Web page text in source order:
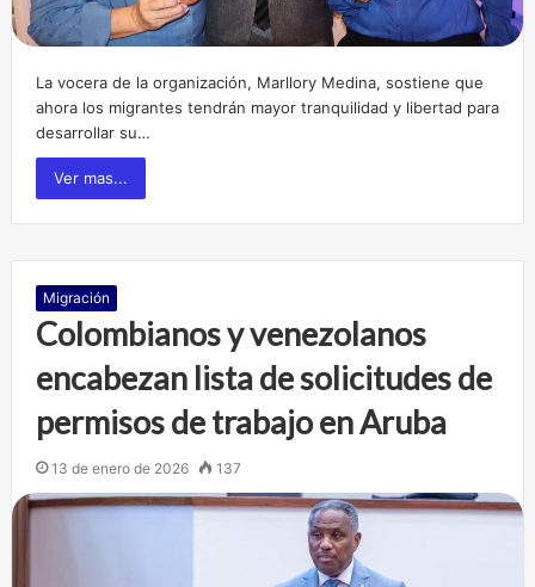
La vocera de la organización, Marllory Medina, sostiene que
ahora los migrantes tendrán mayor tranquilidad y libertad para
desarrollar su…
Ver mas...
Migración
Colombianos y venezolanos
encabezan lista de solicitudes de
permisos de trabajo en Aruba
13 de enero de 2026 137